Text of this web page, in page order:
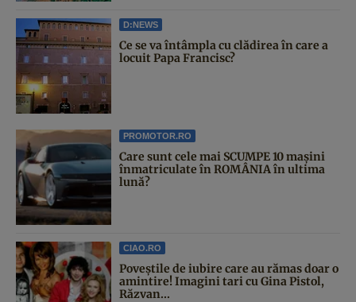
D:NEWS
Ce se va întâmpla cu clădirea în care a
locuit Papa Francisc?
PROMOTOR.RO
Care sunt cele mai SCUMPE 10 mașini
înmatriculate în ROMÂNIA în ultima
lună?
CIAO.RO
Poveştile de iubire care au rămas doar o
amintire! Imagini tari cu Gina Pistol,
Răzvan...